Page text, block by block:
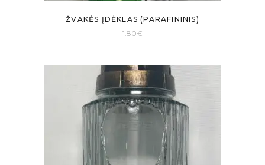
ŽVAKĖS ĮDĖKLAS (PARAFININIS)
1.80€